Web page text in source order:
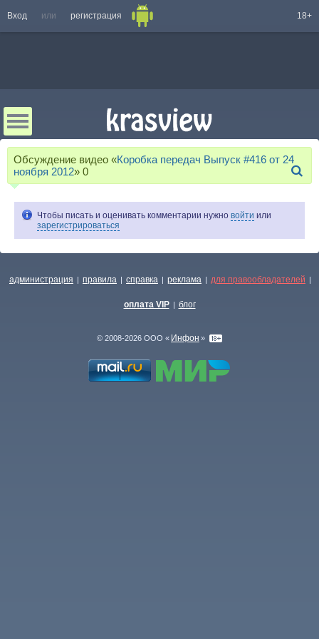
Вход или регистрация 18+
Обсуждение видео «Коробка передач Выпуск #416 от 24
ноября 2012» 0
Чтобы писать и оценивать комментарии нужно войти или
зарегистрироваться
администрация | правила | справка | реклама | для правообладателей |
оплата VIP | блог
© 2008-2026 ООО « Инфон »